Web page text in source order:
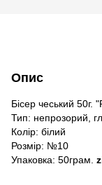
Опис
Бісер чеський 50г.
Тип: непрозорий,
Колір: білий
Розмір: №10
Упаковка: 50грам.